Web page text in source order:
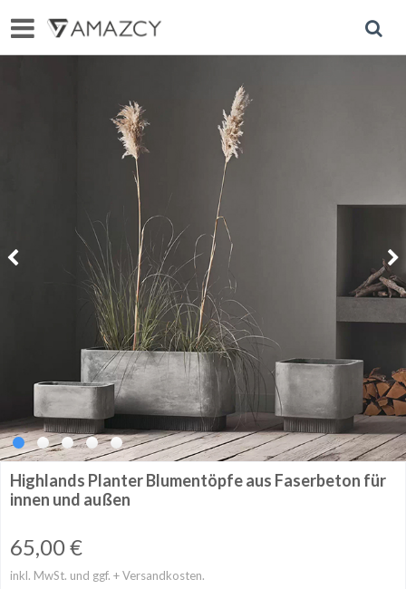
Highlands Planter Blumentöpfe aus Faserbeton für
innen und außen
65,00€
inkl. MwSt. und ggf. + Versandkosten.